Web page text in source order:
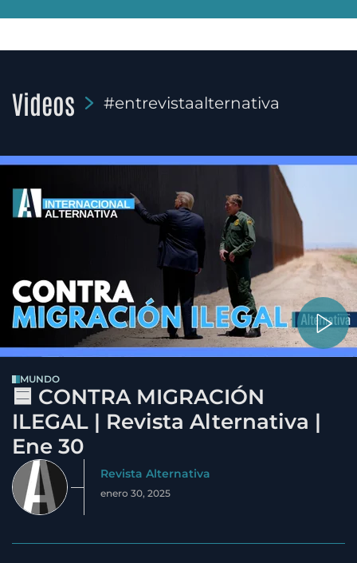
Videos #entrevistaalternativa
MUNDO
🟦 CONTRA MIGRACIÓN
ILEGAL | Revista Alternativa |
Ene 30
Revista Alternativa
enero 30, 2025